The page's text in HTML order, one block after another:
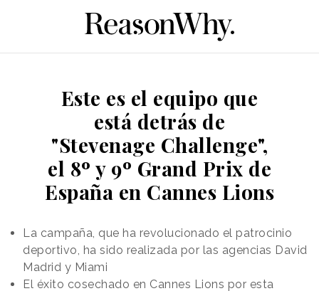
Este es el equipo que
está detrás de
"Stevenage Challenge",
el 8º y 9º Grand Prix de
España en Cannes Lions
La campaña, que ha revolucionado el patrocinio
deportivo, ha sido realizada por las agencias David
Madrid y Miami
El éxito cosechado en Cannes Lions por esta